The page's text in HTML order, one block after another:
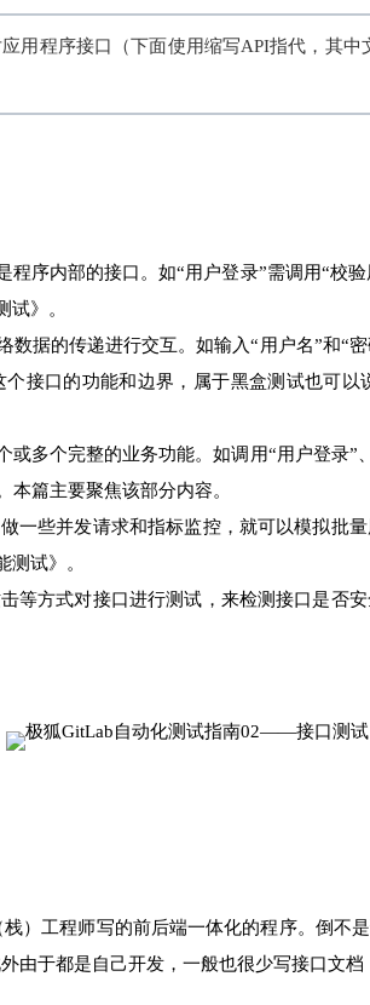
用程序接口（下面使用缩写API指代，其
序内部的接口。如“用户登录”需调用“校
》。
据的传递进行交互。如输入“用户名”和“
接口的功能和边界，属于黑盒测试也可
多个完整的业务功能。如调用“用户登录
本篇主要聚焦该部分内容。
一些并发请求和指标监控，就可以模拟批
试》。
等方式对接口进行测试，来检测接口是否
）工程师写的前后端一体化的程序。倒不
于都是自己开发，一般也很少写接口文